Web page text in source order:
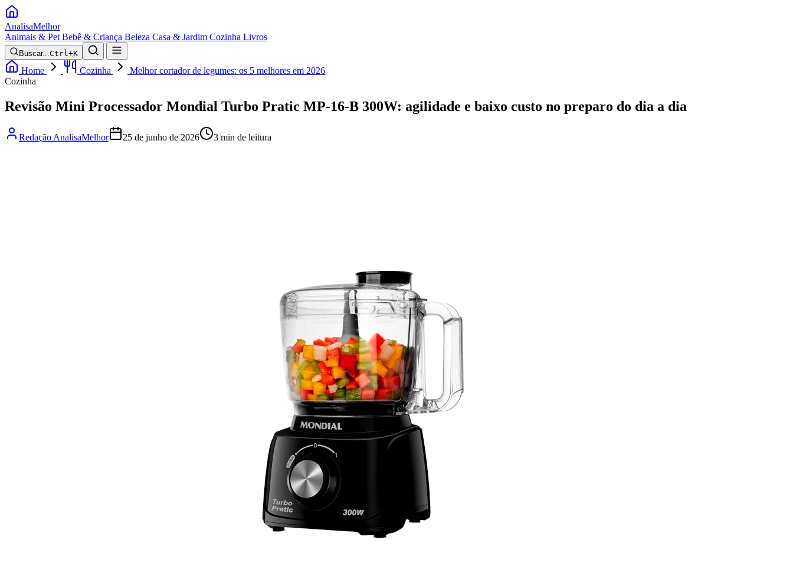
AnalisaMelhor
Animais & Pet Bebê & Criança Beleza Casa & Jardim Cozinha Livros
Buscar...Ctrl+K
Home Cozinha
Melhor cortador de legumes: os 5 melhores em 2026
Cozinha
Revisão Mini Processador Mondial Turbo Pratic MP-16-B 300W: agilidade e baixo custo no preparo do dia a dia
Redação AnalisaMelhor 25 de junho de 2026 3 min de leitura